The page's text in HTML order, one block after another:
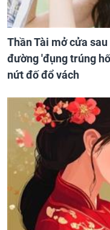
Thần Tài mở cửa
đường 'đụng trúng
nứt đố đổ vách